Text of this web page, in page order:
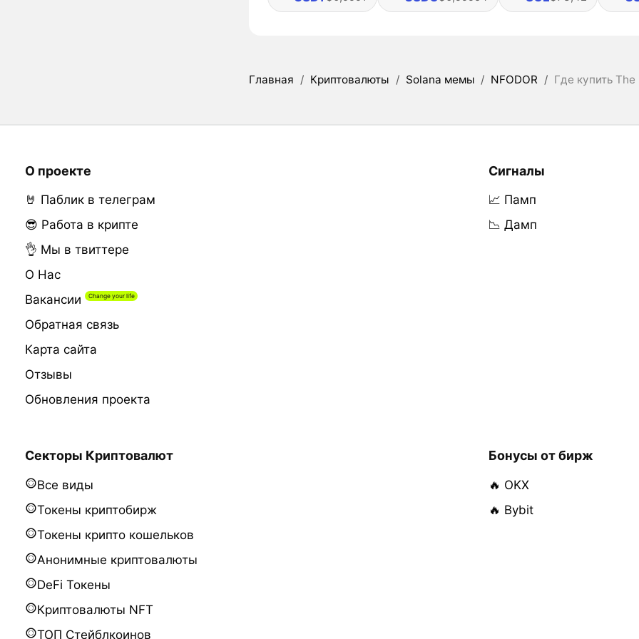
Главная / Криптовалюты / Solana мемы / NFODOR / Где купить
О проекте
🤘 Паблик в телеграм
😎 Работа в крипте
👌 Мы в твиттере
О Нас
Вакансии
Обратная связь
Карта сайта
Отзывы
Обновления проекта
Сигналы
📈 Памп
📉 Дамп
Секторы Криптовалют
Все виды
Токены криптобирж
Токены крипто кошельков
Анонимные криптовалюты
DeFi Токены
Криптовалюты NFT
ТОП Стейблкоинов
Бонусы от бирж
🔥 OKX
🔥 Bybit